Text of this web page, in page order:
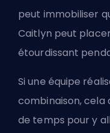
peut immobiliser
Caitlyn peut
étourdissant
Si une équipe
combinaison, cela
de temps pour y